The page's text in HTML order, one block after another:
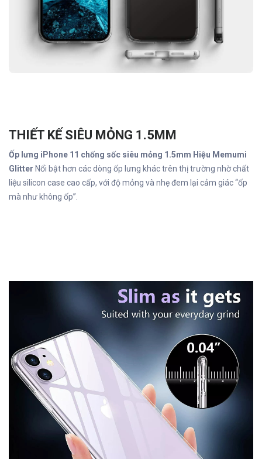
THIẾT KẾ SIÊU MỎNG 1.5MM
Ốp lưng iPhone 11 chống sốc siêu mỏng 1.5mm Hiệu Memumi
Glitter Nổi bật hơn các dòng ốp lưng khác trên thị trường nhờ chất
liệu silicon case cao cấp, với độ mỏng và nhẹ đem lại cảm giác “ốp
mà như không ốp”.